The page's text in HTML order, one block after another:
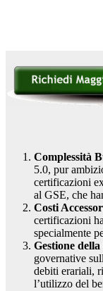
Complessità
5.0, pur
certificazioni
al GSE, che
Costi
certificazioni
specialmente
Gestione
governative
debiti erariali,
l’utilizzo del